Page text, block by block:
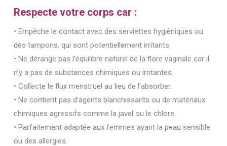
Respecte votre corps car :
• Empêche le contact avec des serviettes hygièniques ou
des tampons, qui sont potentiellement irritants.
• Ne dérange pas l’équilibre naturel de la flore vaginale car il
n’y a pas de substances chimiques ou irritantes.
• Collecte le flux menstruel au lieu de l’absorber.
• Ne contient pas d’agents blanchissants ou de matériaux
chimiques agressifs comme la javel ou le chlore.
• Parfaitement adaptée aux femmes ayant la peau sensible
ou des allergies.